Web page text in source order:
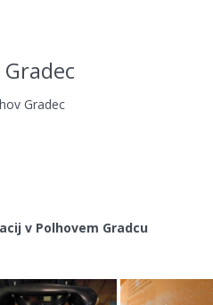
Gradec
v Polhovem Gradcu